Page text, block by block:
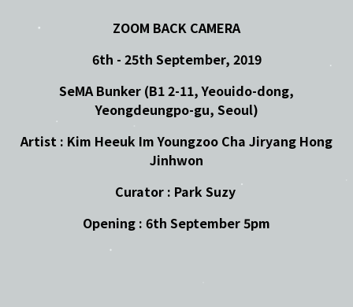
ZOOM BACK CAMERA
6th - 25th September, 2019
SeMA Bunker (B1 2-11, Yeouido-dong,
Yeongdeungpo-gu, Seoul)
Artist : Kim Heeuk Im Youngzoo Cha Jiryang Hong
Jinhwon
Curator : Park Suzy
Opening : 6th September 5pm